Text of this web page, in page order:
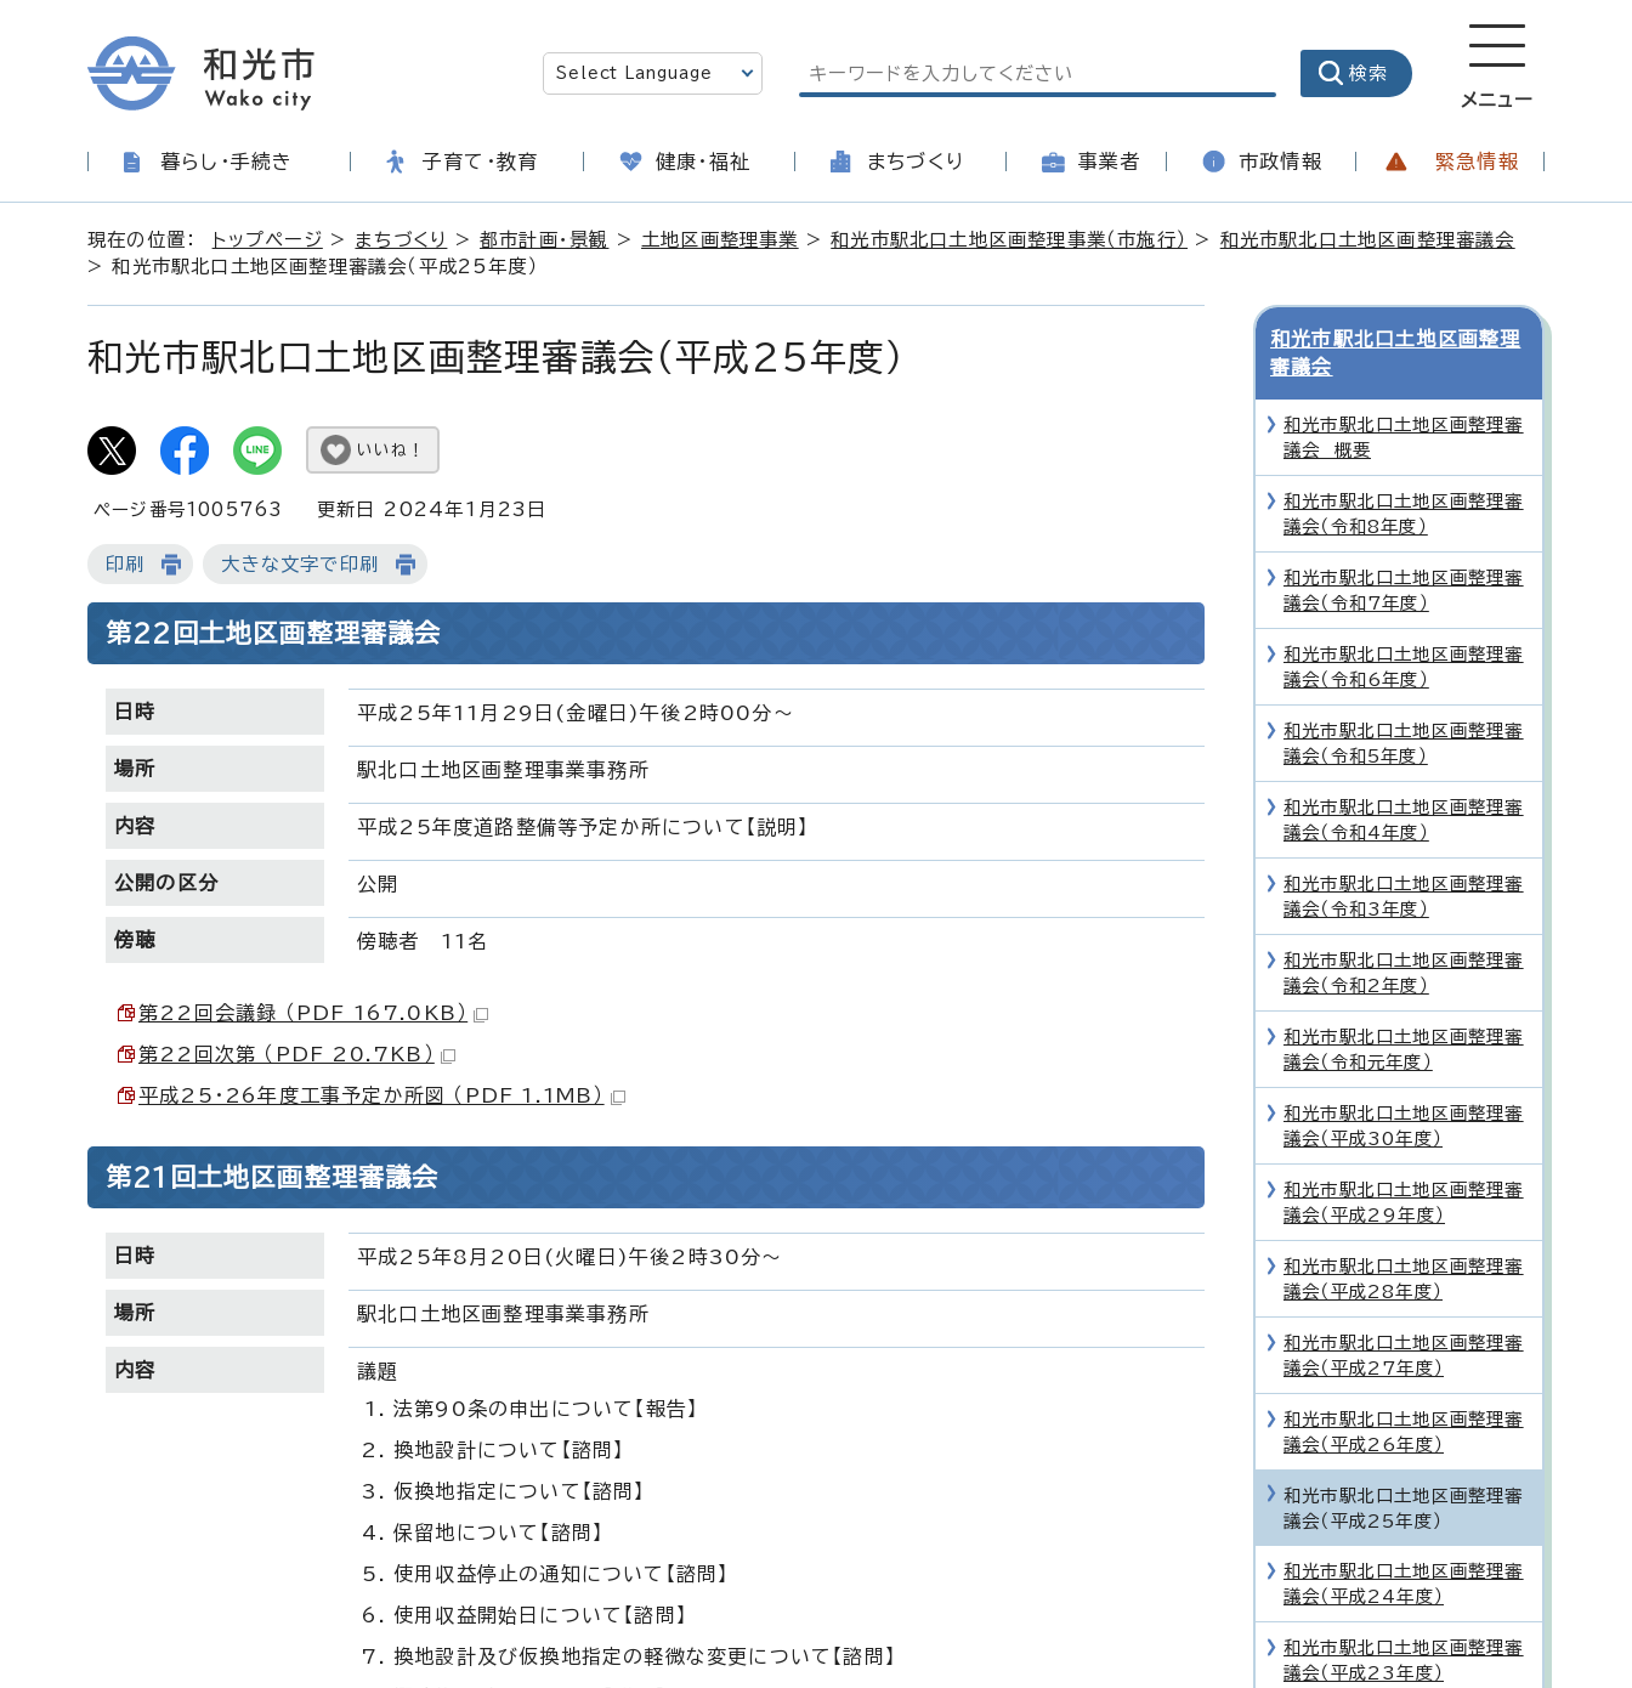
メニュー
暮らし・手続き 子育て・教育 健康・福祉 まちづくり 事業者 市政情報 緊急情報
現在の位置： トップページ > まちづくり >都市計画・景観 > 土地区画整理事業 >和光市駅北口土地区画整理事業（市施行） > 和光市駅北口土地区画整理審議会
> 和光市駅北口土地区画整理審議会（平成25年度）
和光市駅北口土地区画整理審議会（平成25年度）
いいね！
ページ番号1005763 更新日 2024年1月23日
印刷 大きな文字で印刷
第22回土地区画整理審議会
日時 平成25年11月29日(金曜日)午後2時00分～
場所 駅北口土地区画整理事業事務所
内容 平成25年度道路整備等予定か所について【説明】
公開の区分 公開
傍聴 傍聴者 11名
第22回会議録 （PDF 167.0KB）
第22回次第 （PDF 20.7KB）
平成25・26年度工事予定か所図 （PDF 1.1MB）
第21回土地区画整理審議会
日時 平成25年8月20日(火曜日)午後2時30分～
場所 駅北口土地区画整理事業事務所
内容
議題
法第90条の申出について【報告】
換地設計について【諮問】
仮換地指定について【諮問】
保留地について【諮問】
使用収益停止の通知について【諮問】
使用収益開始日について【諮問】
換地設計及び仮換地指定の軽微な変更について【諮問】
和光市駅北口土地区画整理
審議会
和光市駅北口土地区画整理審
議会 概要
和光市駅北口土地区画整理審
議会（令和8年度）
和光市駅北口土地区画整理審
議会（令和7年度）
和光市駅北口土地区画整理審
議会（令和6年度）
和光市駅北口土地区画整理審
議会（令和5年度）
和光市駅北口土地区画整理審
議会（令和4年度）
和光市駅北口土地区画整理審
議会（令和3年度）
和光市駅北口土地区画整理審
議会（令和2年度）
和光市駅北口土地区画整理審
議会（令和元年度）
和光市駅北口土地区画整理審
議会（平成30年度）
和光市駅北口土地区画整理審
議会（平成29年度）
和光市駅北口土地区画整理審
議会（平成28年度）
和光市駅北口土地区画整理審
議会（平成27年度）
和光市駅北口土地区画整理審
議会（平成26年度）
和光市駅北口土地区画整理審
議会（平成25年度）
和光市駅北口土地区画整理審
議会（平成24年度）
和光市駅北口土地区画整理審
議会（平成23年度）